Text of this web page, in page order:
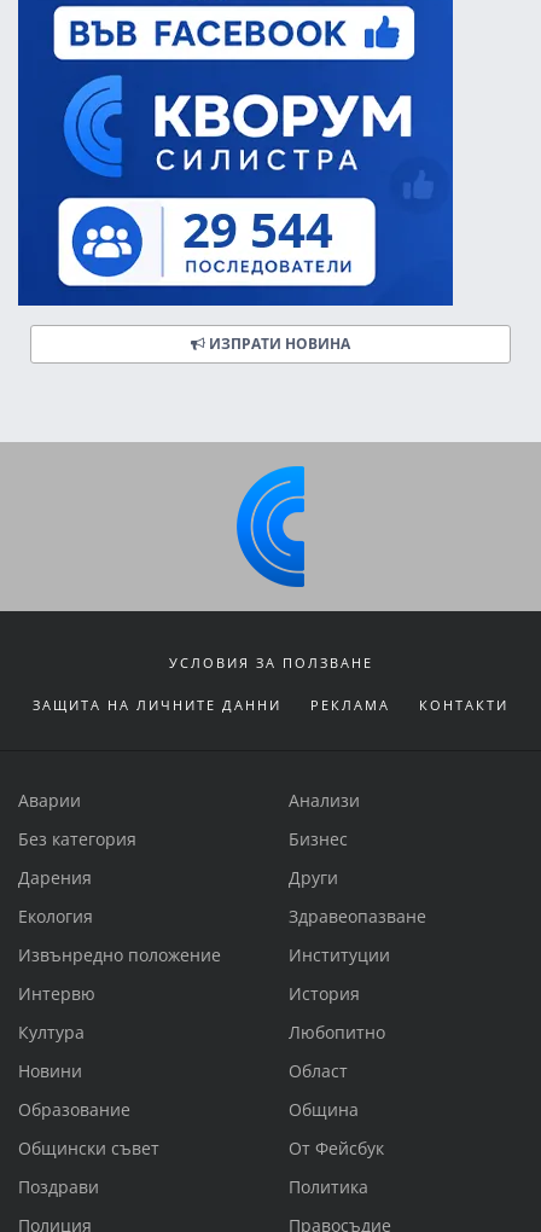
ИЗПРАТИ НОВИНА
УСЛОВИЯ ЗА ПОЛЗВАНЕ
ЗАЩИТА НА ЛИЧНИТЕ ДАННИ РЕКЛАМА КОНТАКТИ
Аварии
Анализи
Без категория
Бизнес
Дарения
Други
Екология
Здравеопазване
Извънредно положение
Институции
Интервю
История
Култура
Любопитно
Новини
Област
Образование
Община
Общински съвет
От Фейсбук
Поздрави
Политика
Полиция
Правосъдие